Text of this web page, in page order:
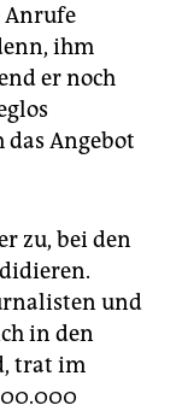
Anrufe
ihm
er noch
das Angebot
zu, bei den
und
in den
trat im